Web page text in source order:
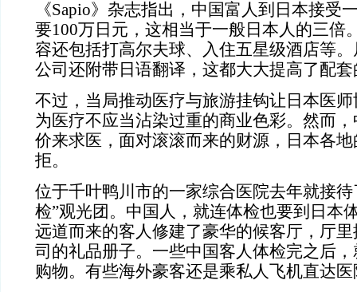
《Sapio》杂志指出，中国富人到日本接受
要100万日元，这相当于一般日本人的三倍
容还包括打高尔夫球、入住五星级酒店等
公司还附带日语翻译，这都大大提高了配
不过，当局推动医疗与旅游挂钩让日本医
为医疗不应当沾染过重的商业色彩。然而
价来求医，面对滚滚而来的财源， 日本各
拒。
位于千叶鸭川市的一家综合医院去年就接待
检”观光团。中国人，就连体检也要到日本
远道而来的客人修建了豪华的候客厅，厅
司的礼品册子。一些中国客人体检完之后
购物。有些海外豪客还是乘私人飞机直达